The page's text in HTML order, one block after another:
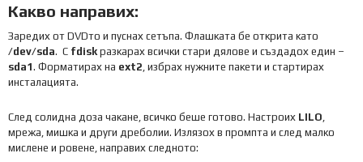
Какво направих:
Заредих от DVDто и пуснах сетъпа. Флашката бе открита като
/dev/sda. С fdisk разкарах всички стари дялове и създадох един –
sda1. Форматирах на ext2 , избрах нужните пакети и стартирах
инсталацията.
След солидна доза чакане, всичко беше готово. Настроих LILO
мрежа, мишка и други дреболии. Излязох в промпта и след малко
мислене и ровене, направих следното: